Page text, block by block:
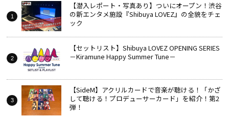
【潜入レポート・写真あり】ついにオープン！渋谷
の新エンタメ施設『Shibuya LOVEZ』の全貌をチェ
ック
【セットリスト】Shibuya LOVEZ OPENING SERIES
－Kiramune Happy Summer Tune－
【SideM】アクリルカードで音楽が聴ける！「かざ
して聴ける！プロデューサーカード」を紹介！第2
弾！